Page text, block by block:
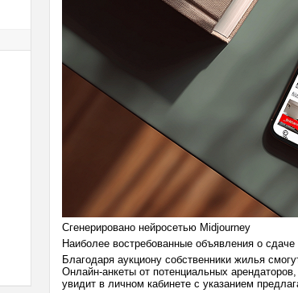
Сгенерировано нейросетью Midjourney
Наиболее востребованные объявления о
Благодаря аукциону собственники жилья
Онлайн-анкеты от потенциальных
увидит в личном кабинете с указанием